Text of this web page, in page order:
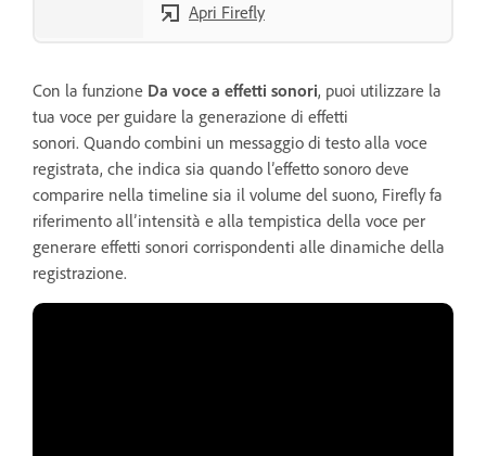
Apri Firefly
Con la funzione Da voce a effetti sonori, puoi utilizzare la
tua voce per guidare la generazione di effetti
sonori. Quando combini un messaggio di testo alla voce
registrata, che indica sia quando l’effetto sonoro deve
comparire nella timeline sia il volume del suono, Firefly fa
riferimento all’intensità e alla tempistica della voce per
generare effetti sonori corrispondenti alle dinamiche della
registrazione.